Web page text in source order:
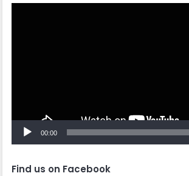
00:00
Find us on Facebook